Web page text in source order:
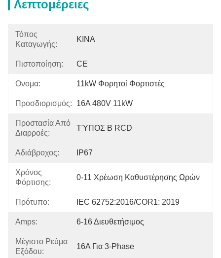
Λεπτομέρειες
Τόπος
Καταγωγής:
ΚΙΝΑ
Πιστοποίηση: CE
Ονομα: 11kW Φορητοί Φορτιστές
Προσδιορισμός: 16A 480V 11kW
Προστασία Από
Διαρροές:
ΤΎΠΟΣ Β RCD
Αδιάβροχος: IP67
Χρόνος
Φόρτισης:
0-11 Χρέωση Καθυστέρησης Ωρών
Πρότυπο: IEC 62752:2016/COR1: 2019
Amps: 6-16 Διευθετήσιμος
Μέγιστο Ρεύμα
Εξόδου:
16A Για 3-Phase